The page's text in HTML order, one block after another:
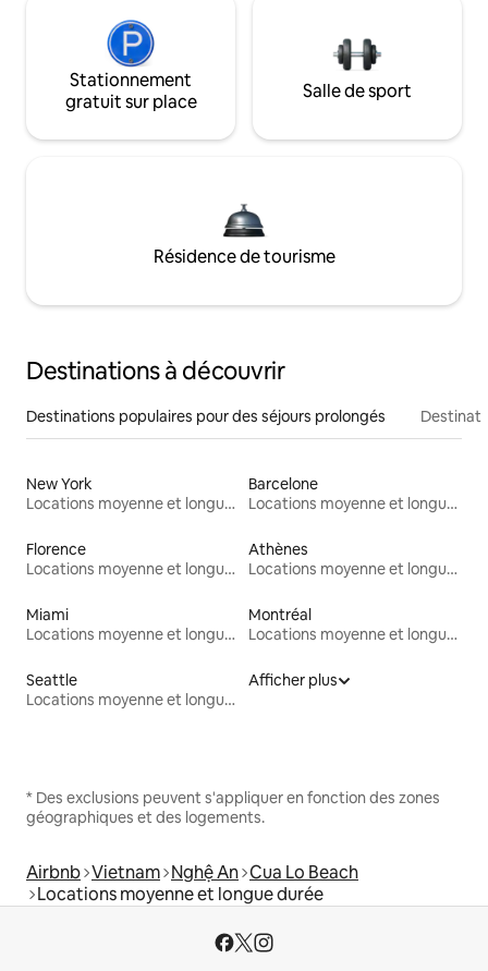
Stationnement
gratuit sur place
Salle de sport
Résidence de tourisme
Destinations à découvrir
Destinations populaires pour des séjours prolongés
New York
Locations moyenne et longue durée
Barcelone
Locations moyenne et longue durée
Florence
Locations moyenne et longue durée
Athènes
Locations moyenne et longue durée
Miami
Locations moyenne et longue durée
Montréal
Locations moyenne et longue durée
Seattle
Locations moyenne et longue durée
Afficher plus
* Des exclusions peuvent s'appliquer en fonction des zones
géographiques et des logements.
Airbnb Vietnam Nghệ An Cua Lo Beach
Locations moyenne et longue durée